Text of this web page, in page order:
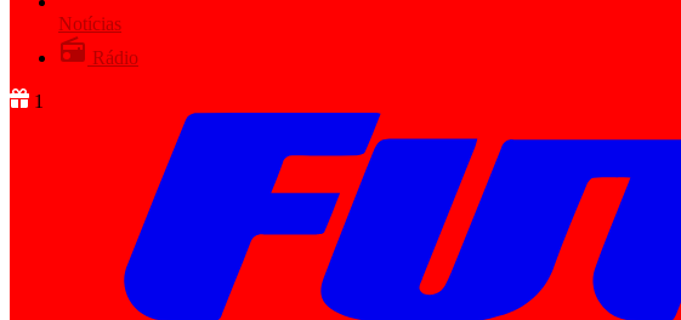
Notícias
Rádio
1